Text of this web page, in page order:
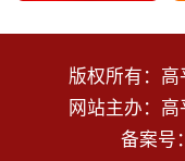
版权所有：
网站主办：
备案号：